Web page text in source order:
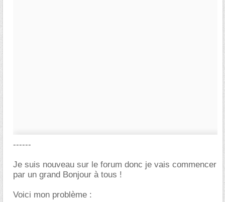
------
Je suis nouveau sur le forum donc je vais commencer
par un grand Bonjour à tous !
Voici mon problème :